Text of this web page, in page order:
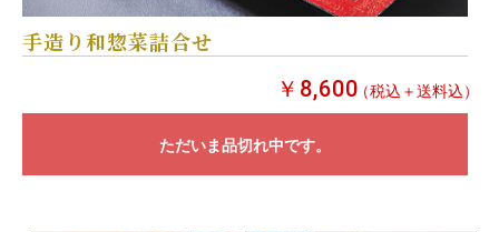
手造り和惣菜詰合せ
￥8,600（税込＋送料込）
ただいま品切れ中です。